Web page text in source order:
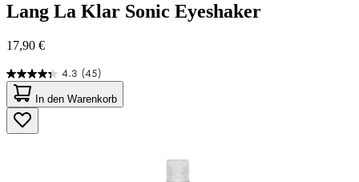
Lang La Klar Sonic Eyeshaker
17,90 €
4.3 (45)
4.3
von
5
Sternen.
45
In den Warenkorb